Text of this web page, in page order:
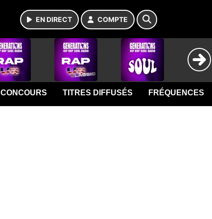
EN DIRECT COMPTE
CONCOURS TITRES DIFFUSÉS FRÉQUENCES